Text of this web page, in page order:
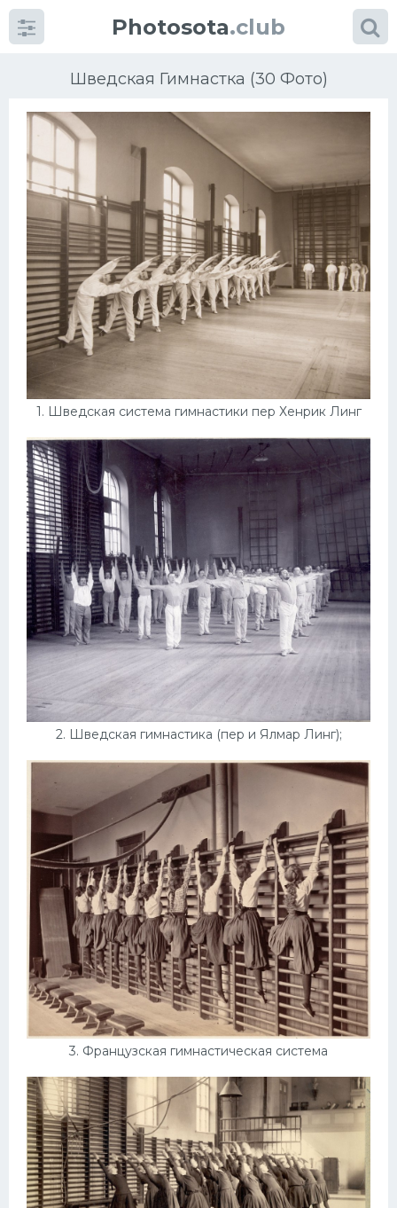
Photosota.club
Шведская Гимнастка (30 Фото)
1. Шведская система гимнастики пер Хенрик Линг
2. Шведская гимнастика (пер и Ялмар Линг);
3. Французская гимнастическая система
КатегорииФото
Много картинок...
Футбол
Баскетбол
Хоккей
Велогонки
Тренажеры
Интерьеры квартир